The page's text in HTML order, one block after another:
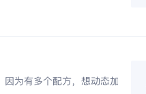
有多个配方，想动态加载DL